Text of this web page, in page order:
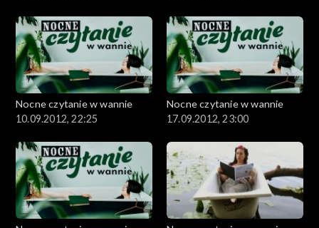
Nocne czytanie w wannie
10.09.2012, 22:25
Nocne czytanie w wannie
17.09.2012, 23:00